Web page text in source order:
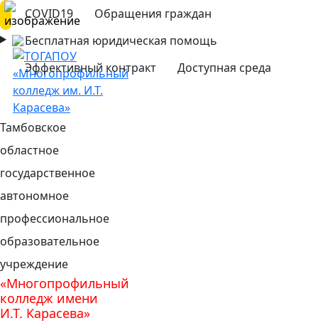
COVID19
Обращения граждан
Бесплатная юридическая помощь
Эффективный контракт
Доступная среда
Тамбовское
областное
государственное
автономное
профессиональное
образовательное
учреждение
«Многопрофильный
колледж имени
И.Т. Карасева»